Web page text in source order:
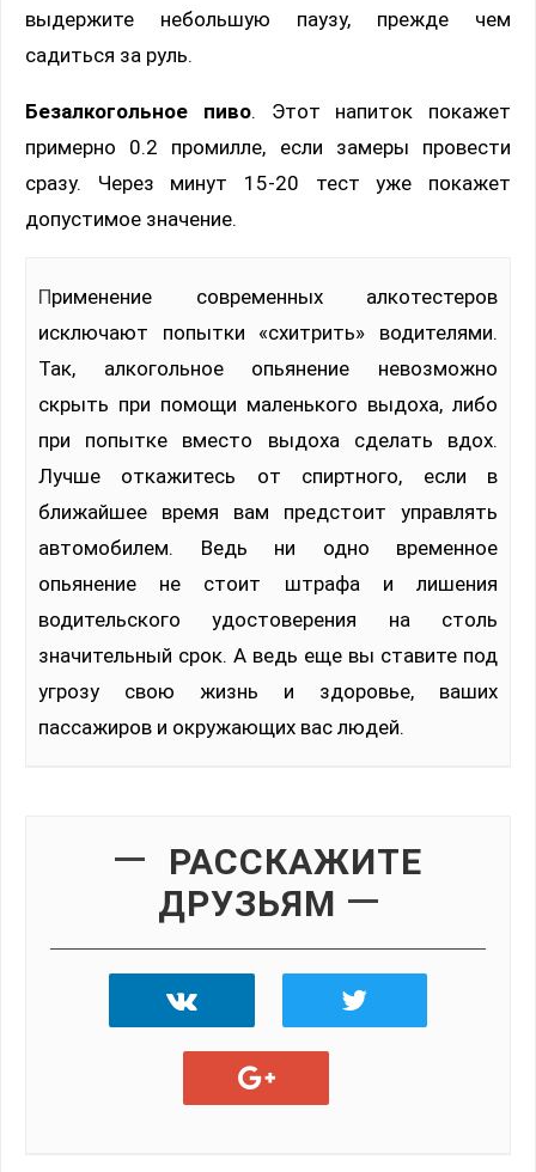
выдержите небольшую паузу, прежде чем
садиться за руль.
Безалкогольное пиво. Этот напиток покажет
примерно 0.2 промилле, если замеры провести
сразу. Через минут 15-20 тест уже покажет
допустимое значение.
Применение современных алкотестеров
исключают попытки «схитрить» водителями.
Так, алкогольное опьянение невозможно
скрыть при помощи маленького выдоха, либо
при попытке вместо выдоха сделать вдох.
Лучше откажитесь от спиртного, если в
ближайшее время вам предстоит управлять
автомобилем. Ведь ни одно временное
опьянение не стоит штрафа и лишения
водительского удостоверения на столь
значительный срок. А ведь еще вы ставите под
угрозу свою жизнь и здоровье, ваших
пассажиров и окружающих вас людей.
РАССКАЖИТЕ
ДРУЗЬЯМ